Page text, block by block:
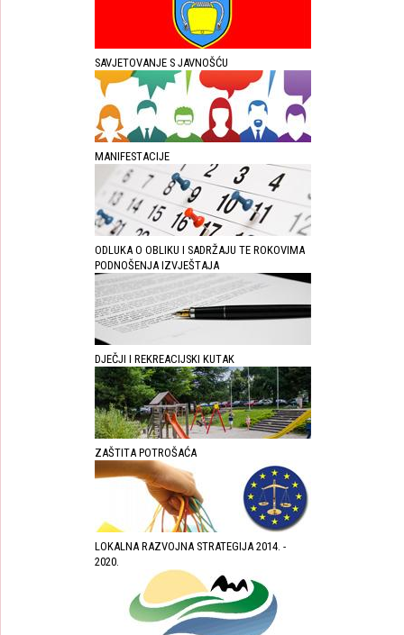
SAVJETOVANJE S JAVNOŠĆU
MANIFESTACIJE
ODLUKA O OBLIKU I SADRŽAJU TE ROKOVIMA
PODNOŠENJA IZVJEŠTAJA
DJEČJI I REKREACIJSKI KUTAK
ZAŠTITA POTROŠAĆA
LOKALNA RAZVOJNA STRATEGIJA 2014. -
2020.